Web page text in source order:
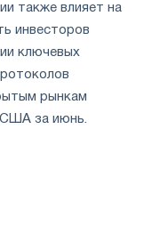
также влияет на
инвесторов
ключевых
рынкам
США за июнь.